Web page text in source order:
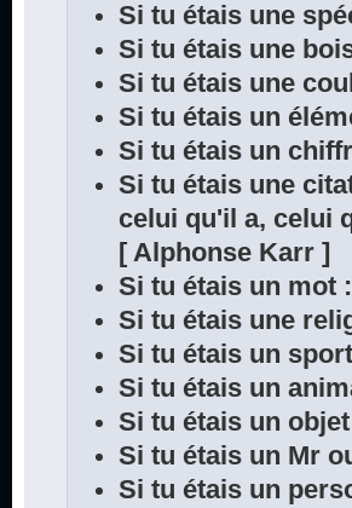
Si tu étais une
Si tu étais une
Si tu étais une
Si tu étais un
Si tu étais un
Si tu étais une
celui qu'il a, celui
[ Alphonse Karr ]
Si tu étais un mot
Si tu étais une
Si tu étais un
Si tu étais un
Si tu étais un
Si tu étais un Mr
Si tu étais un